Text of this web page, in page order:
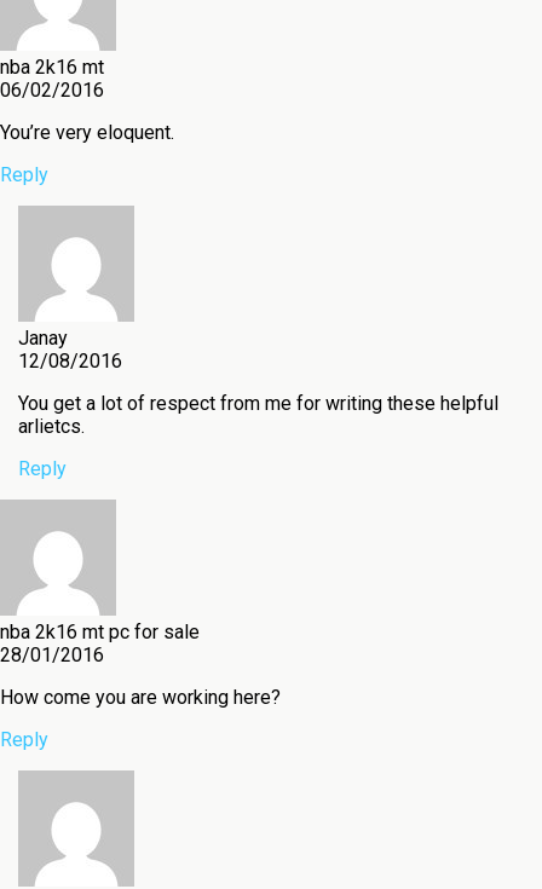
nba 2k16 mt
06/02/2016
You’re very eloquent.
Reply
Janay
12/08/2016
You get a lot of respect from me for writing these helpful
arlietcs.
Reply
nba 2k16 mt pc for sale
28/01/2016
How come you are working here?
Reply